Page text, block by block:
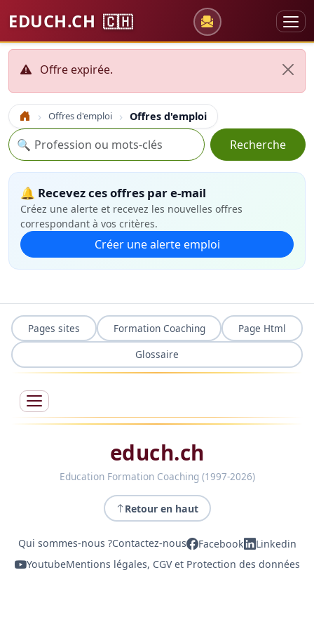
EDUCH.CH 🇨🇭
Offre expirée.
Accueil Offres d'emploi Offres d'emploi
Recherche
🔍 Recherche
🔔 Recevez ces offres par e-mail
Créez une alerte et recevez les nouvelles offres
correspondant à vos critères.
Créer une alerte emploi
Pages sites Formation Coaching
Page Html
Glossaire
educh.ch
Education Formation Coaching (1997-2026)
Retour en haut
Qui sommes-nous ?Contactez-nous Facebook
Linkedin
YoutubeMentions légales, CGV et Protection des données